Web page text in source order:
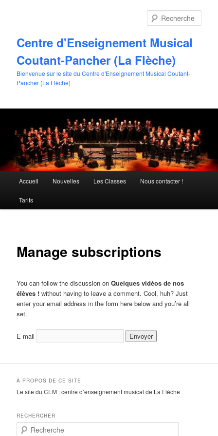
Centre d'Enseignement Musical
Coutant-Pancher (La Flèche)
Bienvenue sur le site du Centre d'Enseignement Musical Coutant-
Pancher (La Flèche)
principal
Accueil Nouvelles Les Classes Nous contacter !
Tarifs
Manage subscriptions
You can follow the discussion onQuelques vidéos de nos
élèves ! without having to leave a comment. Cool, huh? Just
enter your email address in the form here below and you’re all
set.
E-mail
À PROPOS DE CE SITE
Le site du CEM : centre d’enseignement musical de La Flèche
RECHERCHER